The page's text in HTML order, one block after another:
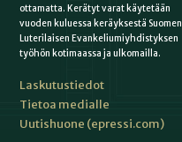
ottamatta. Kerätyt varat käytetään
vuoden kuluessa keräyksestä Suomen
Luterilaisen Evankeliumiyhdistyksen
työhön kotimaassa ja ulkomailla.
Laskutustiedot
Tietoa medialle
Uutishuone (epressi.com)